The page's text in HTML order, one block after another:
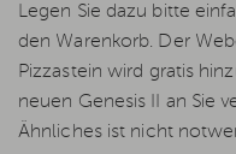
Legen Sie dazu bitte
den Warenkorb. Der
Pizzastein wird gratis
neuen Genesis II an Sie
Ähnliches ist nicht